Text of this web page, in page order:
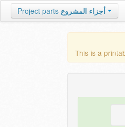
Project parts أجزاء المشروع
This is a